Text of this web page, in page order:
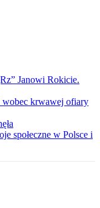
Janowi Rokicie.
wobec krwawej ofiary
społeczne w Polsce i